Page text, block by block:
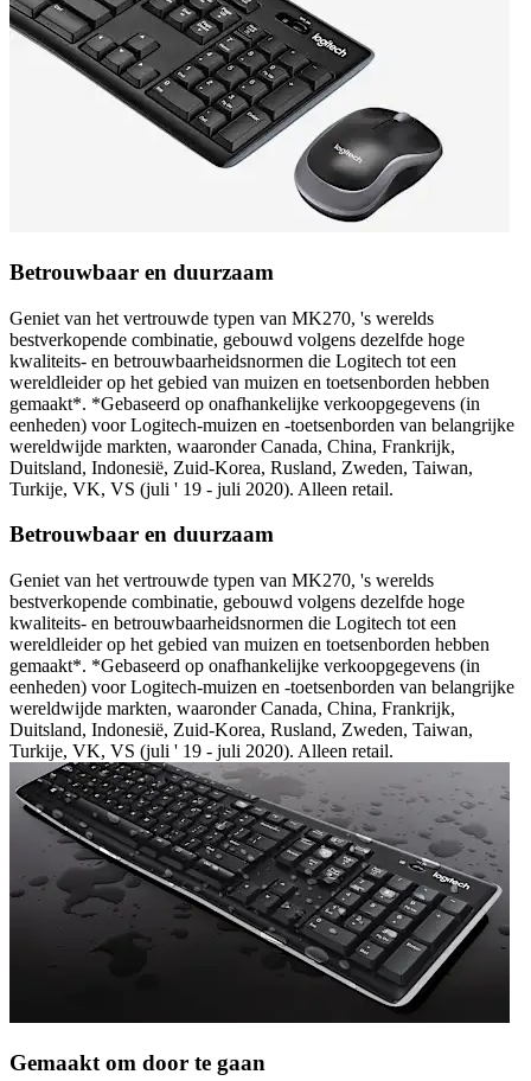
Betrouwbaar en duurzaam
Geniet van het vertrouwde typen van MK270, 's werelds
bestverkopende combinatie, gebouwd volgens dezelfde hoge
kwaliteits- en betrouwbaarheidsnormen die Logitech tot een
wereldleider op het gebied van muizen en toetsenborden hebben
gemaakt*. *Gebaseerd op onafhankelijke verkoopgegevens (in
eenheden) voor Logitech-muizen en -toetsenborden van belangrijke
wereldwijde markten, waaronder Canada, China, Frankrijk,
Duitsland, Indonesië, Zuid-Korea, Rusland, Zweden, Taiwan,
Turkije, VK, VS (juli ' 19 - juli 2020). Alleen retail.
Betrouwbaar en duurzaam
Geniet van het vertrouwde typen van MK270, 's werelds
bestverkopende combinatie, gebouwd volgens dezelfde hoge
kwaliteits- en betrouwbaarheidsnormen die Logitech tot een
wereldleider op het gebied van muizen en toetsenborden hebben
gemaakt*. *Gebaseerd op onafhankelijke verkoopgegevens (in
eenheden) voor Logitech-muizen en -toetsenborden van belangrijke
wereldwijde markten, waaronder Canada, China, Frankrijk,
Duitsland, Indonesië, Zuid-Korea, Rusland, Zweden, Taiwan,
Turkije, VK, VS (juli ' 19 - juli 2020). Alleen retail.
Gemaakt om door te gaan